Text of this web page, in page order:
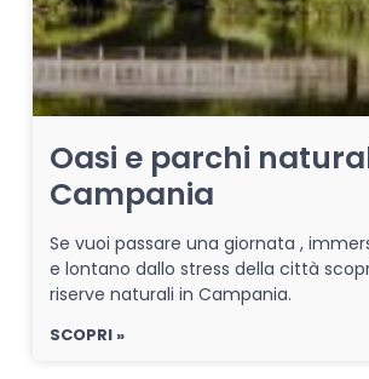
Oasi e parchi
Campania
Se vuoi passare una giornata ,
e lontano dallo stress della città
riserve naturali in Campania.
SCOPRI »